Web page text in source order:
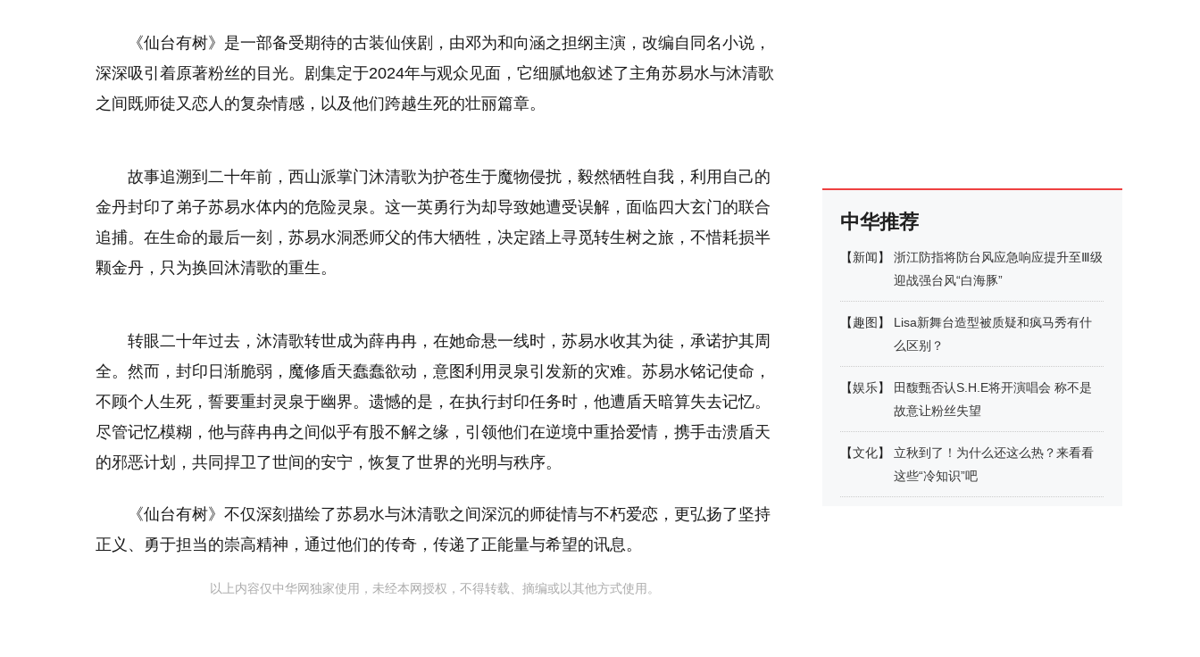
《仙台有树》是一部备受期待的古装仙侠剧，由邓为和向涵之担纲主演，改编自同名小说，
深深吸引着原著粉丝的目光。剧集定于2024年与观众见面，它细腻地叙述了主角苏易水与沐清歌
之间既师徒又恋人的复杂情感，以及他们跨越生死的壮丽篇章。
故事追溯到二十年前，西山派掌门沐清歌为护苍生于魔物侵扰，毅然牺牲自我，利用自己的
金丹封印了弟子苏易水体内的危险灵泉。这一英勇行为却导致她遭受误解，面临四大玄门的联合
追捕。在生命的最后一刻，苏易水洞悉师父的伟大牺牲，决定踏上寻觅转生树之旅，不惜耗损半
颗金丹，只为换回沐清歌的重生。
转眼二十年过去，沐清歌转世成为薛冉冉，在她命悬一线时，苏易水收其为徒，承诺护其周
全。然而，封印日渐脆弱，魔修盾天蠢蠢欲动，意图利用灵泉引发新的灾难。苏易水铭记使命，
不顾个人生死，誓要重封灵泉于幽界。遗憾的是，在执行封印任务时，他遭盾天暗算失去记忆。
尽管记忆模糊，他与薛冉冉之间似乎有股不解之缘，引领他们在逆境中重拾爱情，携手击溃盾天
的邪恶计划，共同捍卫了世间的安宁，恢复了世界的光明与秩序。
《仙台有树》不仅深刻描绘了苏易水与沐清歌之间深沉的师徒情与不朽爱恋，更弘扬了坚持
正义、勇于担当的崇高精神，通过他们的传奇，传递了正能量与希望的讯息。
以上内容仅中华网独家使用，未经本网授权，不得转载、摘编或以其他方式使用。
中华推荐
【新闻】
浙江防指将防台风应急响应提升至Ⅲ级
迎战强台风“白海豚”
【趣图 】
Lisa新舞台造型被质疑和疯马秀有什
么区别？
【娱乐】
田馥甄否认S.H.E将开演唱会 称不是
故意让粉丝失望
【文化】
立秋到了！为什么还这么热？来看看
这些“冷知识”吧